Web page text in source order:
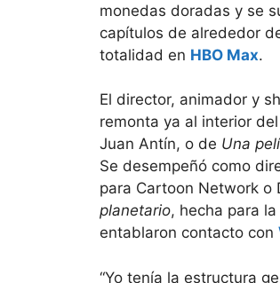
monedas doradas y se
capítulos de alrededor
totalidad en HBO Max.
El director, animador y
remonta ya al interior
Juan Antín, o de Una
Se desempeñó como
para Cartoon Network o
planetario, hecha para
entablaron contacto con
“Yo tenía la estructura